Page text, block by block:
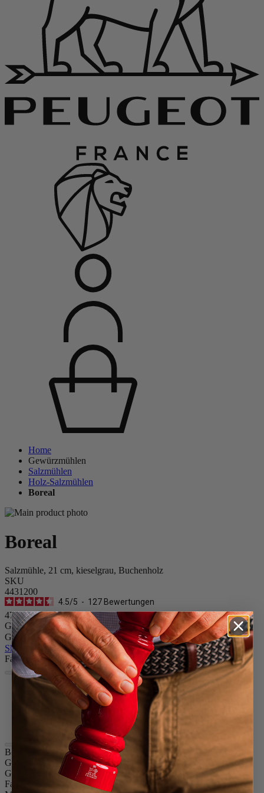
Home
Gewürzmühlen
Salzmühlen
Holz-Salzmühlen
Boreal
Boreal
Salzmühle, 21 cm, kieselgrau, Buchenholz
SKU
4431200
4.5/5 - 127 Bewertungen
47,90 €
Größe
Gewürz
Skip the carrousel
Farbe
Kieselgrau
Federweiss
Salbeigrün
Puderrosa
Boreal
Größe
21 cm
Gewürz
Trockenes Salz
Farbe